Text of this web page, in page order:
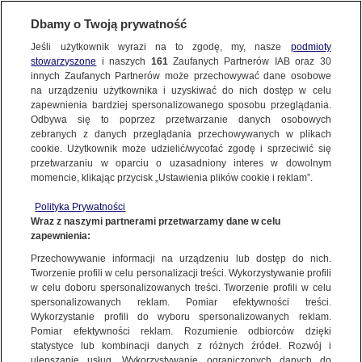
NAJNOWSZE
ZOBACZ FAKTY
FAKTY PO FAKTACH
FAKTY O ŚWIECIE
WIĘCEJ
KANAŁY
Dzień dobry!
Jedno konto do wszystkich usług
Dbamy o Twoją prywatność
Jeśli użytkownik wyrazi na to zgodę, my, nasze podmioty
stowarzyszone i naszych 161Zaufanych Partnerów IAB oraz 30
innych Zaufanych Partnerów może przechowywać dane osobowe
na urządzeniu użytkownika i uzyskiwać do nich dostęp w celu
zapewnienia bardziej spersonalizowanego sposobu przeglądania.
Odbywa się to poprzez przetwarzanie danych osobowych
zebranych z danych przeglądania przechowywanych w plikach
cookie. Użytkownik może udzielić/wycofać zgodę i sprzeciwić się
przetwarzaniu w oparciu o uzasadniony interes w dowolnym
momencie, klikając przycisk „Ustawienia plików cookie i reklam”.
Polityka Prywatności
Wraz z naszymi partnerami przetwarzamy dane w celu
zapewnienia:
Przechowywanie informacji na urządzeniu lub dostęp do nich.
Tworzenie profili w celu personalizacji treści. Wykorzystywanie profili
w celu doboru spersonalizowanych treści. Tworzenie profili w celu
spersonalizowanych reklam. Pomiar efektywności treści.
Wykorzystanie profili do wyboru spersonalizowanych reklam.
Pomiar efektywności reklam. Rozumienie odbiorców dzięki
statystyce lub kombinacji danych z różnych źródeł. Rozwój i